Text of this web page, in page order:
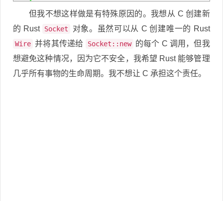
但我不想这样做是有特殊原因的。我想从 C 创建新
的 Rust Socket 对象。虽然可以从 C 创建唯一的 Rust
Wire 并将其传递给 Socket::new 的每个 C 调用，但我
想避免这种情况，因为它不安全，我希望 Rust 能够管理
几乎所有事物的生命周期。我不想让 C 承担这个责任。